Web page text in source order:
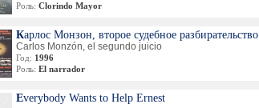
Роль: Clorindo Mayor
Карлос Монзон, второе судебное разбирательство
Carlos Monzón, el segundo juicio
Год: 1996
Роль: El narrador
Everybody Wants to Help Ernest